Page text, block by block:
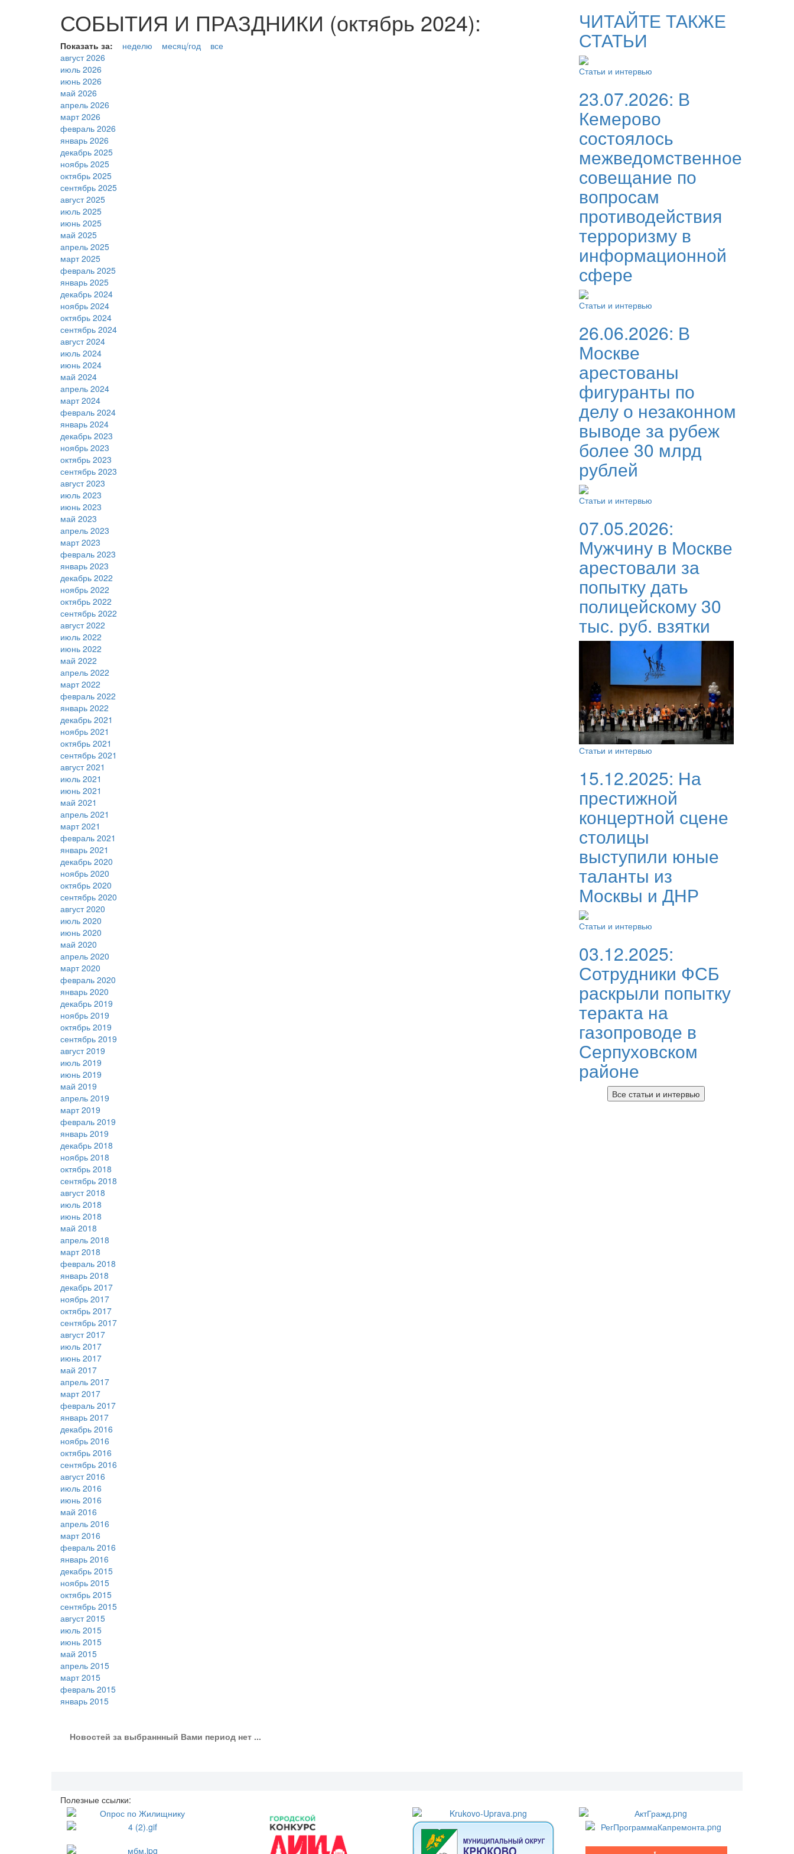
СОБЫТИЯ И ПРАЗДНИКИ (октябрь 2024):
Показать за: неделю месяц/год
все
август 2026
июль 2026
июнь 2026
май 2026
апрель 2026
март 2026
февраль 2026
январь 2026
декабрь 2025
ноябрь 2025
октябрь 2025
сентябрь 2025
август 2025
июль 2025
июнь 2025
май 2025
апрель 2025
март 2025
февраль 2025
январь 2025
декабрь 2024
ноябрь 2024
октябрь 2024
сентябрь 2024
август 2024
июль 2024
июнь 2024
май 2024
апрель 2024
март 2024
февраль 2024
январь 2024
декабрь 2023
ноябрь 2023
октябрь 2023
сентябрь 2023
август 2023
июль 2023
июнь 2023
май 2023
апрель 2023
март 2023
февраль 2023
январь 2023
декабрь 2022
ноябрь 2022
октябрь 2022
сентябрь 2022
август 2022
июль 2022
июнь 2022
май 2022
апрель 2022
март 2022
февраль 2022
январь 2022
декабрь 2021
ноябрь 2021
октябрь 2021
сентябрь 2021
август 2021
июль 2021
июнь 2021
май 2021
апрель 2021
март 2021
февраль 2021
январь 2021
декабрь 2020
ноябрь 2020
октябрь 2020
сентябрь 2020
август 2020
июль 2020
июнь 2020
май 2020
апрель 2020
март 2020
февраль 2020
январь 2020
декабрь 2019
ноябрь 2019
октябрь 2019
сентябрь 2019
август 2019
июль 2019
июнь 2019
май 2019
апрель 2019
март 2019
февраль 2019
январь 2019
декабрь 2018
ноябрь 2018
октябрь 2018
сентябрь 2018
август 2018
июль 2018
июнь 2018
май 2018
апрель 2018
март 2018
февраль 2018
январь 2018
декабрь 2017
ноябрь 2017
октябрь 2017
сентябрь 2017
август 2017
июль 2017
июнь 2017
май 2017
апрель 2017
март 2017
февраль 2017
январь 2017
декабрь 2016
ноябрь 2016
октябрь 2016
сентябрь 2016
август 2016
июль 2016
июнь 2016
май 2016
апрель 2016
март 2016
февраль 2016
январь 2016
декабрь 2015
ноябрь 2015
октябрь 2015
сентябрь 2015
август 2015
июль 2015
июнь 2015
май 2015
апрель 2015
март 2015
февраль 2015
январь 2015
Новостей за выбраннный Вами период нет ...
ЧИТАЙТЕ ТАКЖЕ
СТАТЬИ
Статьи и интервью
23.07.2026: В
Кемерово
состоялось
межведомственное
совещание по
вопросам
противодействия
терроризму в
информационной
сфере
Статьи и интервью
26.06.2026: В
Москве
арестованы
фигуранты по
делу о незаконном
выводе за рубеж
более 30 млрд
рублей
Статьи и интервью
07.05.2026:
Мужчину в Москве
арестовали за
попытку дать
полицейскому 30
тыс. руб. взятки
Статьи и интервью
15.12.2025: На
престижной
концертной сцене
столицы
выступили юные
таланты из
Москвы и ДНР
Статьи и интервью
03.12.2025:
Сотрудники ФСБ
раскрыли попытку
теракта на
газопроводе в
Серпуховском
районе
Все статьи и интервью
Полезные ссылки: